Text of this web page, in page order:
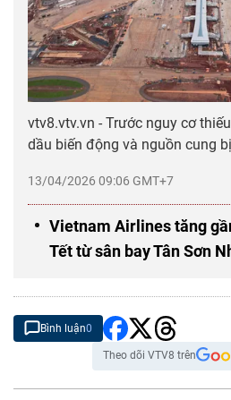
13/04/2026 09:06 GMT+7
vtv8.vtv.vn - Trước nguy cơ
dầu biến động và nguồn cung bị
Vietnam Airlines tăng
Tết từ sân bay Tân Sơn
Bình luận0
Theo dõi VTV8 trên